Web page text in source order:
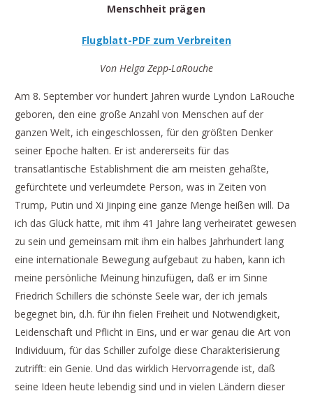
Menschheit prägen
Flugblatt-PDF zum Verbreiten
Von Helga Zepp-LaRouche
Am 8. September vor hundert Jahren wurde Lyndon LaRouche
geboren, den eine große Anzahl von Menschen auf der
ganzen Welt, ich eingeschlossen, für den größten Denker
seiner Epoche halten. Er ist andererseits für das
transatlantische Establishment die am meisten gehaßte,
gefürchtete und verleumdete Person, was in Zeiten von
Trump, Putin und Xi Jinping eine ganze Menge heißen will. Da
ich das Glück hatte, mit ihm 41 Jahre lang verheiratet gewesen
zu sein und gemeinsam mit ihm ein halbes Jahrhundert lang
eine internationale Bewegung aufgebaut zu haben, kann ich
meine persönliche Meinung hinzufügen, daß er im Sinne
Friedrich Schillers die schönste Seele war, der ich jemals
begegnet bin, d.h. für ihn fielen Freiheit und Notwendigkeit,
Leidenschaft und Pflicht in Eins, und er war genau die Art von
Individuum, für das Schiller zufolge diese Charakterisierung
zutrifft: ein Genie. Und das wirklich Hervorragende ist, daß
seine Ideen heute lebendig sind und in vielen Ländern dieser